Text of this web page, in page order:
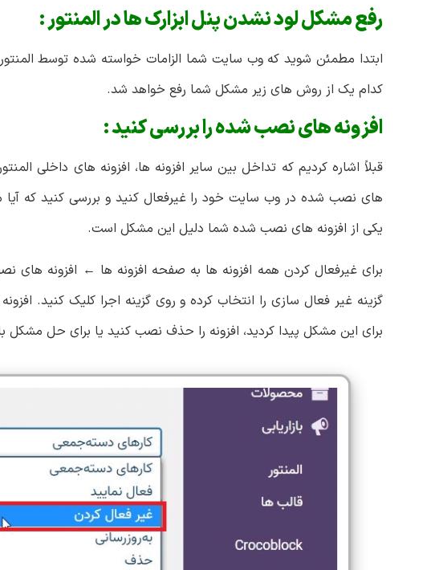
رفع مشکل لود نشدن پنل ابزارک ها در المنتور :
ابتدا مطمئن شوید که وب سایت شما الزامات خواسته شده توسط
کدام یک از روش های زیر مشکل شما رفع خواهد شد.
افزونه های نصب شده را بررسی کنید :
قبلاً اشاره کردیم که تداخل بین سایر افزونه ها، افزونه های داخلی
های نصب شده در وب سایت خود را غیرفعال کنید و بررسی کنید که آیا
یکی از افزونه های نصب شده شما دلیل این مشکل است.
برای غیرفعال کردن همه افزونه ها به صفحه افزونه ها ← افزونه های
گزینه غیر فعال سازی را انتخاب کرده و روی گزینه اجرا کلیک کنید.
برای این مشکل پیدا کردید، افزونه را حذف نصب کنید یا برای حل مشکل